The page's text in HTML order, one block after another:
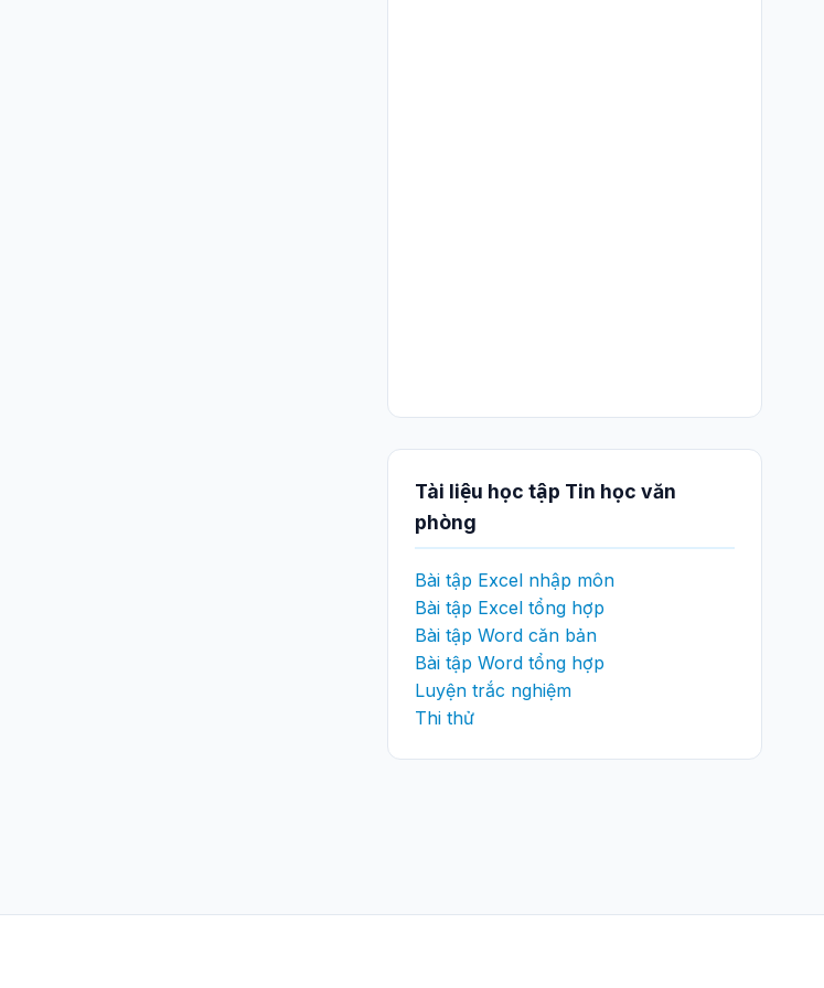
Tài liệu học tập Tin học văn
phòng
Bài tập Excel nhập môn
Bài tập Excel tổng hợp
Bài tập Word căn bản
Bài tập Word tổng hợp
Luyện trắc nghiệm
Thi thử